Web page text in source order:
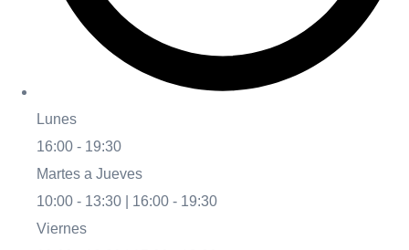
Lunes
16:00 - 19:30
Martes a Jueves
10:00 - 13:30 | 16:00 - 19:30
Viernes